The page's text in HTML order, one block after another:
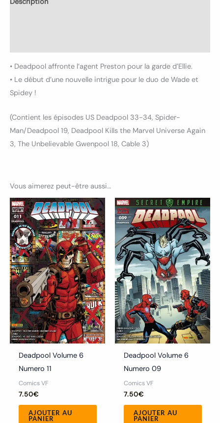
• Deadpool affronte l’agent Preston pour la garde d’Ellie.
• Le début d’une nouvelle intrigue pour le duo de Wade et
Spidey !
(Contient les épisodes US Deadpool 33-34, Spider-
Man/Deadpool 19, Deadpool Kills the Marvel Universe Again
3, The Unbelievable Gwenpool 18, Cable 3)
Vous aimerez peut-être aussi…
Deadpool Volume 6
Numero 11
Comics VF
7.50€
AJOUTER AU
PANIER
Deadpool Volume 6
Numero 09
Comics VF
7.50€
AJOUTER AU
PANIER